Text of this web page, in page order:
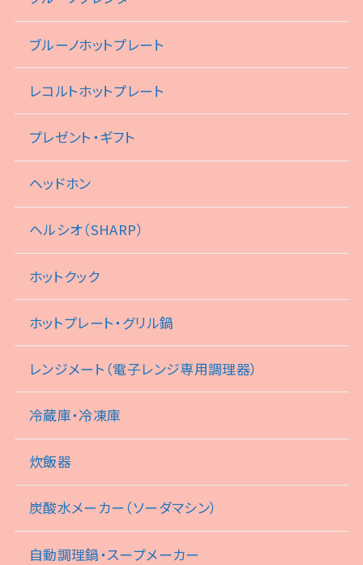
ブルーノホットプレート
レコルトホットプレート
プレゼント・ギフト
ヘッドホン
ヘルシオ（SHARP）
ホットクック
ホットプレート・グリル鍋
レンジメート（電子レンジ専用調理器）
冷蔵庫・冷凍庫
炊飯器
炭酸水メーカー（ソーダマシン）
自動調理鍋・スープメーカー